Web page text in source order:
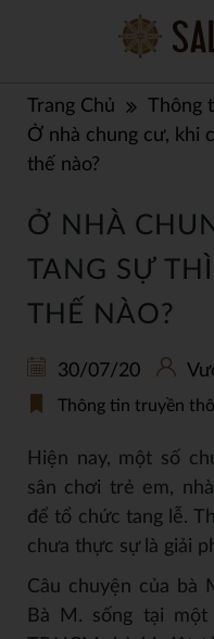
Trang Chủ
Thông
Ở nhà chung cư, khi
thế nào?
Ở NHÀ
TANG SỰ
THẾ NÀO?
30/07/20
Thông tin truyền
Hiện nay, một số
sân chơi trẻ em,
để tổ chức tang lễ.
chưa thực sự là giải
Câu chuyện của bà
Bà M. sống tại một